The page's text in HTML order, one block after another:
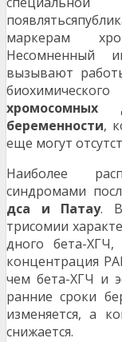
маркерам
Несомненный
вызывают
беременности,
еще могут
Наиболее
синдромами
дса и Патау. В
трисомии
дного бета-
концентрация
чем бета-ХГЧ и
ранние сроки
изменяется, а
снижается.